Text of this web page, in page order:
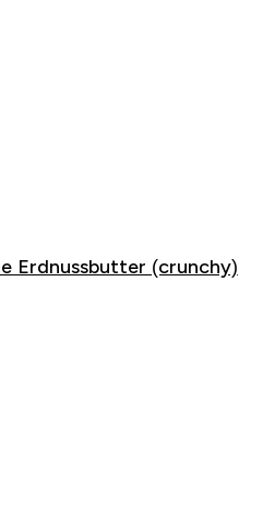
Erdnussbutter (crunchy)